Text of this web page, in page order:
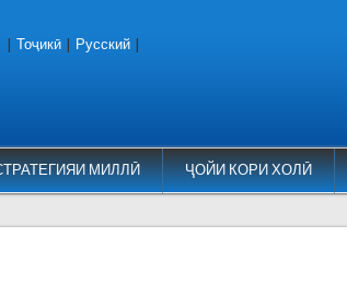
МИЛЛӢ ҶОЙИ КОРИ ХОЛӢ
Тоҷикӣ Русский